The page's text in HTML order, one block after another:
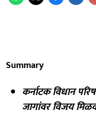
Summary
कर्नाटक विधान
जागांवर विजय